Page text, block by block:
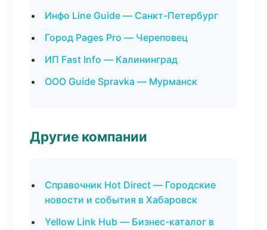
Инфо Line Guide — Санкт-Петербург
Город Pages Pro — Череповец
ИП Fast Info — Калининград
ООО Guide Spravka — Мурманск
Другие компании
Справочник Hot Direct — Городские
новости и события в Хабаровск
Yellow Link Hub — Бизнес-каталог в